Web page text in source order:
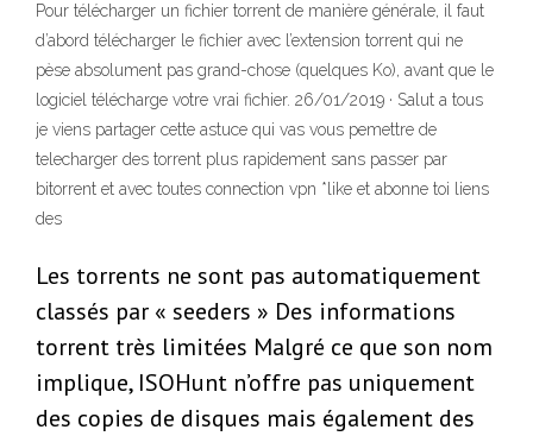
Pour télécharger un fichier torrent de manière générale, il faut
d’abord télécharger le fichier avec l’extension torrent qui ne
pèse absolument pas grand-chose (quelques Ko), avant que le
logiciel télécharge votre vrai fichier. 26/01/2019 · Salut a tous
je viens partager cette astuce qui vas vous pemettre de
telecharger des torrent plus rapidement sans passer par
bitorrent et avec toutes connection vpn *like et abonne toi liens
des
Les torrents ne sont pas automatiquement
classés par « seeders » Des informations
torrent très limitées Malgré ce que son nom
implique, ISOHunt n’offre pas uniquement
des copies de disques mais également des